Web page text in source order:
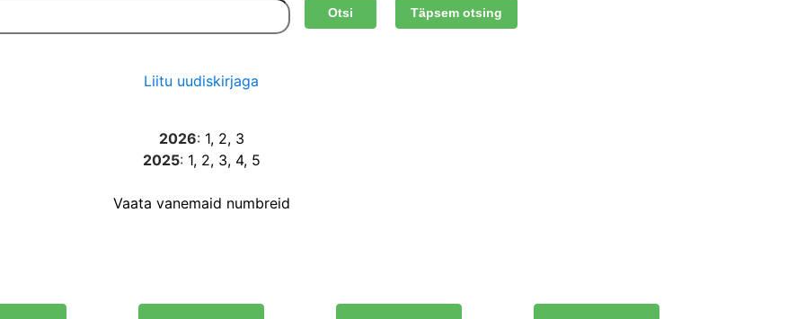
Otsi Täpsem otsing
Liitu uudiskirjaga
2026: 1, 2, 3
2025: 1, 2, 3, 4, 5
Vaata vanemaid numbreid